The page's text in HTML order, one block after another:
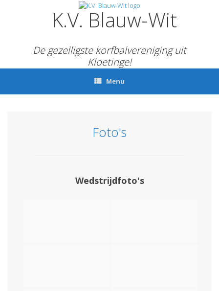
K.V. Blauw-Wit
De gezelligste korfbalvereniging uit
Kloetinge!
Menu
Foto's
Wedstrijdfoto's